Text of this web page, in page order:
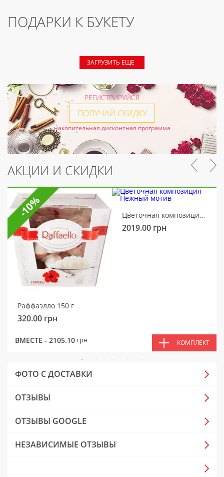
ПОДАРКИ К БУКЕТУ
ЗАГРУЗИТЬ ЕЩЕ
РЕГИСТРИРУЙСЯ
ПОЛУЧАЙ СКИДКУ
накопительная дисконтная программа
АКЦИИ И СКИДКИ
Раффаэлло 150 г
320.00 грн
Цветочная композиция Нежный мотив
2019.00 грн
ВМЕСТЕ - 2105.10 грн КОМПЛЕКТ
-10%
ФОТО С ДОСТАВКИ
ОТЗЫВЫ
ОТЗЫВЫ GOOGLE
НЕЗАВИСИМЫЕ ОТЗЫВЫ